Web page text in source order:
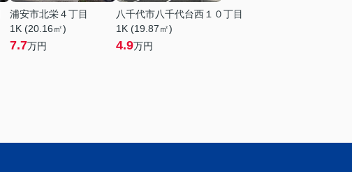
浦安市北栄４丁目
1K (20.16㎡)
7.7万円
八千代市八千代台西１０丁目
1K (19.87㎡)
4.9万円